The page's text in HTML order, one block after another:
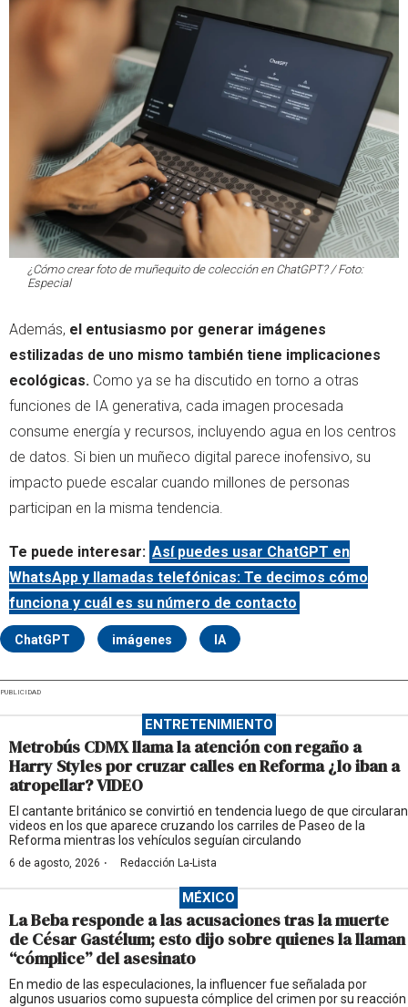
¿Cómo crear foto de muñequito de colección en ChatGPT? / Foto:
Especial
Además, el entusiasmo por generar imágenes
estilizadas de uno mismo también tiene implicaciones
ecológicas. Como ya se ha discutido en torno a otras
funciones de IA generativa, cada imagen procesada
consume energía y recursos, incluyendo agua en los centros
de datos. Si bien un muñeco digital parece inofensivo, su
impacto puede escalar cuando millones de personas
participan en la misma tendencia.
Te puede interesar: Así puedes usar ChatGPT en
WhatsApp y llamadas telefónicas: Te decimos cómo
funciona y cuál es su número de contacto
ChatGPT imágenes IA
PUBLICIDAD
ENTRETENIMIENTO
Metrobús CDMX llama la atención con regaño a
Harry Styles por cruzar calles en Reforma ¿lo iban a
atropellar? VIDEO
El cantante británico se convirtió en tendencia luego de que circularan
videos en los que aparece cruzando los carriles de Paseo de la
Reforma mientras los vehículos seguían circulando
6 de agosto, 2026 · Redacción La-Lista
MÉXICO
La Beba responde a las acusaciones tras la muerte
de César Gastélum; esto dijo sobre quienes la llaman
“cómplice” del asesinato
En medio de las especulaciones, la influencer fue señalada por
algunos usuarios como supuesta cómplice del crimen por su reacción